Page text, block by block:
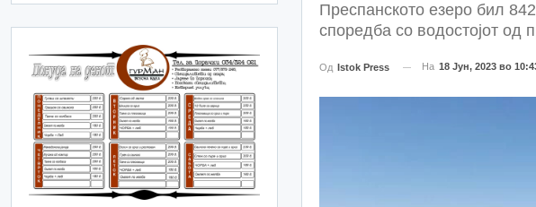
Преспанското езеро бил
споредба со водостојот од
Од Istok Press На 18 Јун, 2023 во